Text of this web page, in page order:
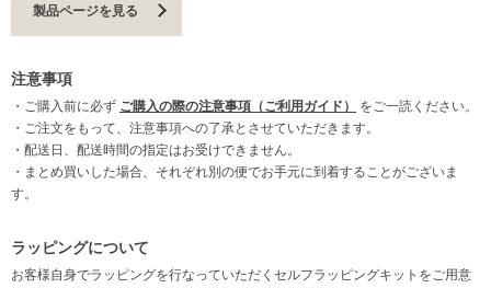
製品ページを見る
注意事項
・ご購入前に必ず ご購入の際の注意事項（ご利用ガイド）
をご一読ください。
・ご注文をもって、注意事項への了承とさせていただきます。
・配送日、配送時間の指定はお受けできません。
・まとめ買いした場合、それぞれ別の便でお手元に到着することがございま
す。
ラッピングについて
お客様自身でラッピングを行なっていただくセルフラッピングキットをご用意